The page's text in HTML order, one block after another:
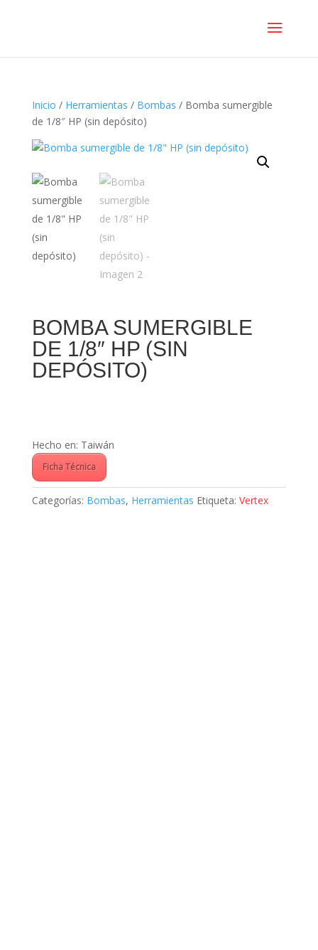
Inicio / Herramientas / Bombas / Bomba sumergible
de 1/8″ HP (sin depósito)
BOMBA SUMERGIBLE
DE 1/8″ HP (SIN
DEPÓSITO)
Hecho en: Taiwán
Ficha Técnica
Categorías: Bombas, Herramientas Etiqueta: Vertex